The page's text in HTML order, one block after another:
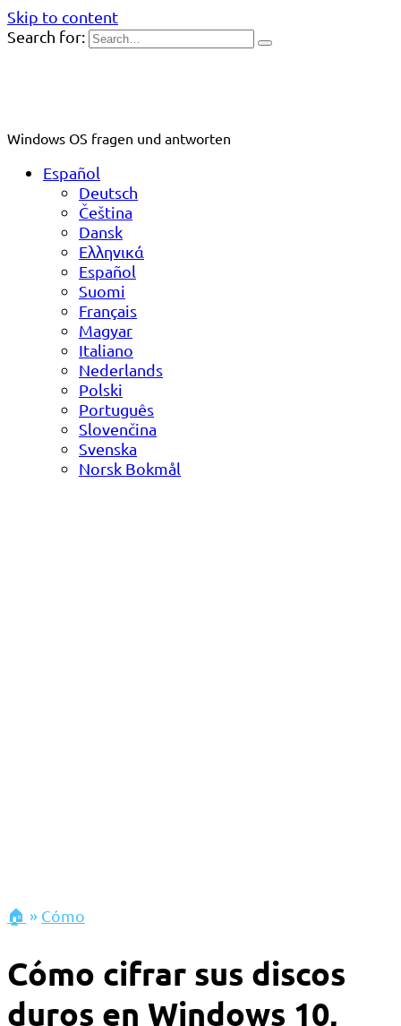
Skip to content
Search for:
Windows OS fragen und antworten
Español
Deutsch
Čeština
Dansk
Ελληνικά
Español
Suomi
Français
Magyar
Italiano
Nederlands
Polski
Português
Slovenčina
Svenska
Norsk Bokmål
🏠 » Cómo
Cómo cifrar sus discos
duros en Windows 10,